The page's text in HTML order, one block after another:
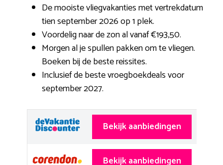
De mooiste vliegvakanties met vertrekdatum
tien september 2026 op 1 plek.
Voordelig naar de zon al vanaf €193,50.
Morgen al je spullen pakken om te vliegen.
Boeken bij de beste reissites.
Inclusief de beste vroegboekdeals voor
september 2027.
Bekijk aanbiedingen
Bekijk aanbiedingen